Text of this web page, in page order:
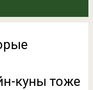
куны тоже